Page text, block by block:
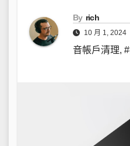
By rich
10 月 1, 2024
音帳戶清理,